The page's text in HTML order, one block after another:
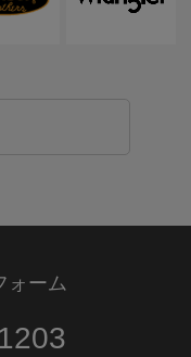
ォーム